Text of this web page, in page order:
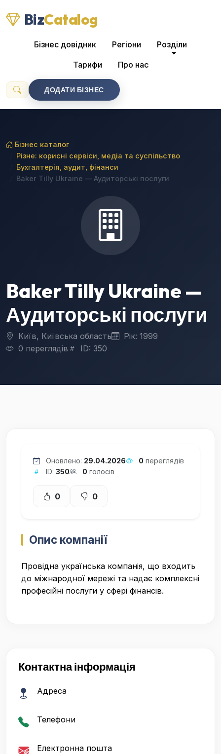
BizCatalog
Бізнес довідник Регіони Розділи
Тарифи Про нас
ДОДАТИ БІЗНЕС
Бізнес каталог
Різне: корисні сервіси, медіа та суспільство
Бухгалтерія, аудит, фінанси
Baker Tilly Ukraine — Аудиторські послуги
Baker Tilly Ukraine —
Аудиторські послуги
Київ, Київська область
Рік: 1999
0 переглядів
ID: 350
Оновлено: 29.04.2026 0 переглядів
ID: 350 0 голосів
0 0
Опис компанії
Провідна українська компанія, що входить
до міжнародної мережі та надає комплексні
професійні послуги у сфері фінансів.
Контактна інформація
Адреса
Телефони
Електронна пошта